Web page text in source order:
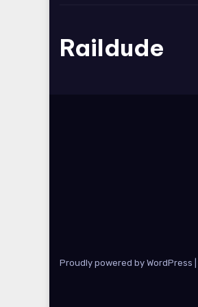
Raildude
Proudly powered by WordPress